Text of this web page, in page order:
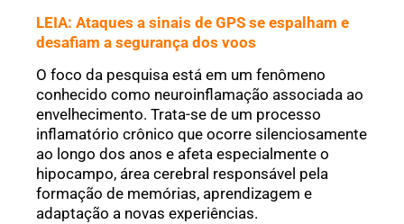
LEIA: Ataques a sinais de GPS se espalham e
desafiam a segurança dos voos
O foco da pesquisa está em um fenômeno
conhecido como neuroinflamação associada ao
envelhecimento. Trata-se de um processo
inflamatório crônico que ocorre silenciosamente
ao longo dos anos e afeta especialmente o
hipocampo, área cerebral responsável pela
formação de memórias, aprendizagem e
adaptação a novas experiências.